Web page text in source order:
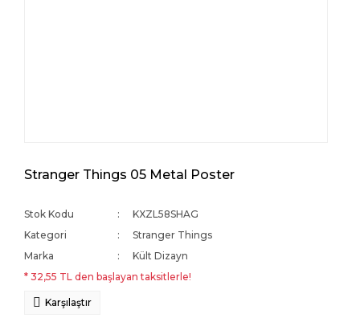
Stranger Things 05 Metal Poster
Stok Kodu
KXZL58SHAG
Kategori
Stranger Things
Marka
Kült Dizayn
* 32,55 TL den başlayan taksitlerle!
Karşılaştır